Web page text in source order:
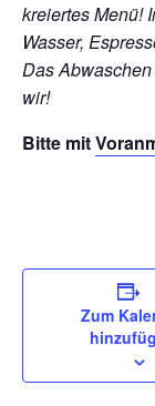
kreiertes Menü!
Wasser,
Das
wir!
Bitte mit
Zum